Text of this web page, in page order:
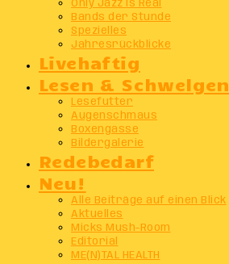
Only Jazz Is Real
Bands der Stunde
Spezielles
Jahresrückblicke
Livehaftig
Lesen & Schwelgen
Lesefutter
Augenschmaus
Boxengasse
Bildergalerie
Redebedarf
Neu!
Alle Beiträge auf einen Blick
Aktuelles
Micks Mush-Room
Editorial
ME(N)TAL HEALTH